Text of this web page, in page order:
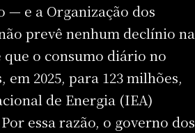
— e a Organização dos
prevê nenhum declínio na
o consumo diário no
2025, para 123 milhões,
de Energia (IEA)
essa razão, o governo dos